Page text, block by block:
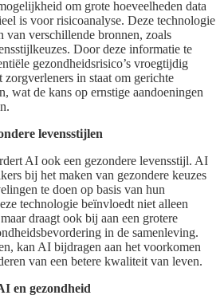
om grote hoeveelheden data
is voor risicoanalyse. Deze technologie
van verschillende bronnen, zoals
Door deze informatie te
gezondheidsrisico’s vroegtijdig
in staat om gerichte
wat de kans op ernstige aandoeningen
levensstijlen
AI ook een gezondere levensstijl. AI
bij het maken van gezondere keuzes
te doen op basis van hun
technologie beïnvloedt niet alleen
draagt ook bij aan een grotere
in de samenleving.
kan AI bijdragen aan het voorkomen
van een betere kwaliteit van leven.
en gezondheid